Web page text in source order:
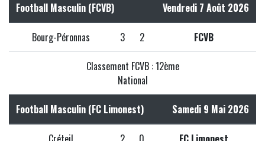
Football Masculin (FCVB) Vendredi 7 Août 2026
Bourg-Péronnas 3 2 FCVB
Classement FCVB : 12ème
National
Football Masculin (FC Limonest) Samedi 9 Mai 2026